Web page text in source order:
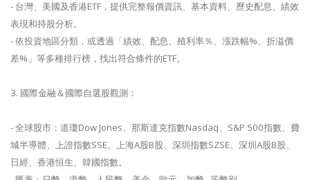
- 台灣、美國及香港ETF，提供完整報價資訊、基本資料、歷史配息、績效
表現和持股分析。
- 依投資地區分類，或透過「績效、配息、殖利率％、漲跌幅%、折溢價
差%」等多種排行榜，找出符合條件的ETF。
3. 國際金融＆國際自選股觀測：
- 全球股市：道瓊Dow Jones、那斯達克指數Nasdaq、S&P 500指數、費
城半導體、上證指數SSE、上海A股B股、深圳指數SZSE、深圳A股B股、
日經、香港恒生、韓國指數。